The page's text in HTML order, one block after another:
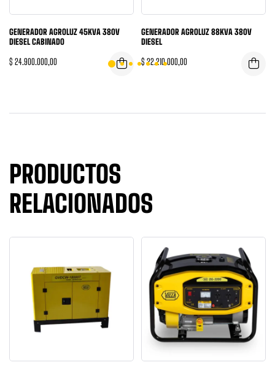
GENERADOR AGROLUZ 45KVA 380V
DIESEL CABINADO
$ 24.900.000,00
GENERADOR AGROLUZ 88KVA 380V
DIESEL
$22.210.000,00
PRODUCTOS
RELACIONADOS